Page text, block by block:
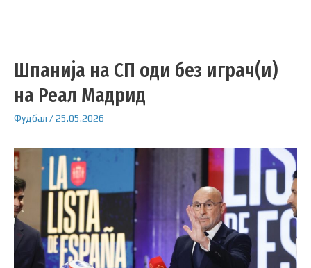
Шпанија на СП оди без играч(и)
на Реал Мадрид
Фудбал /25.05.2026